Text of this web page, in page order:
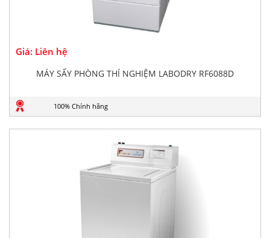
Giá: Liên hệ
MÁY SẤY PHÒNG THÍ NGHIỆM LABODRY RF6088D
100% Chính hãng